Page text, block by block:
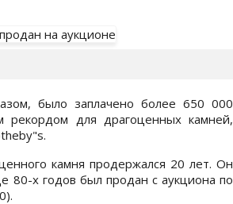
было заплачено более 650 000
рекордом для драгоценных камней,
камня продержался 20 лет. Он
80-х годов был продан с аукциона по